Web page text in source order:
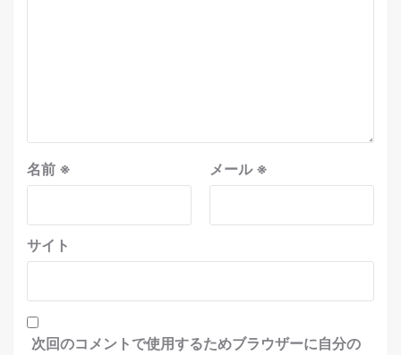
名前 ※ メール※
サイト
次回のコメントで使用するためブラウザーに自分の